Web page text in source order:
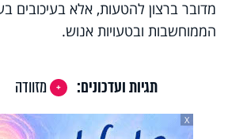
מדובר ברצון להטעות, אלא בעיכובים
הממוחשבות ובטעויות אנוש.
תגיות ועדכונים: מזוודה
X